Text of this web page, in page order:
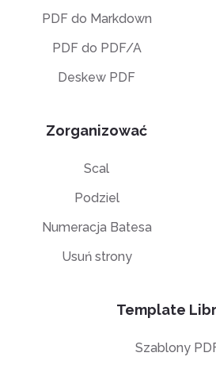
PDF do Markdown
PDF do PDF/A
Deskew PDF
Zorganizować
Scal
Podziel
Numeracja Batesa
Usuń strony
Template
Szablony